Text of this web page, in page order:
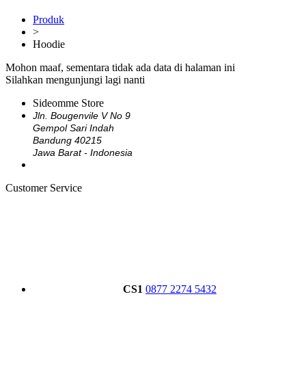
Produk
>
Hoodie
Mohon maaf, sementara tidak ada data di halaman ini
Silahkan mengunjungi lagi nanti
Sideomme Store
Jln. Bougenvile V No 9
Gempol Sari Indah
Bandung 40215
Jawa Barat - Indonesia
Customer Service
CS1 0877 2274 5432